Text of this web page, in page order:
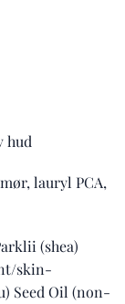
hud
lauryl PCA,
(shea)
skin-
Seed Oil (non-